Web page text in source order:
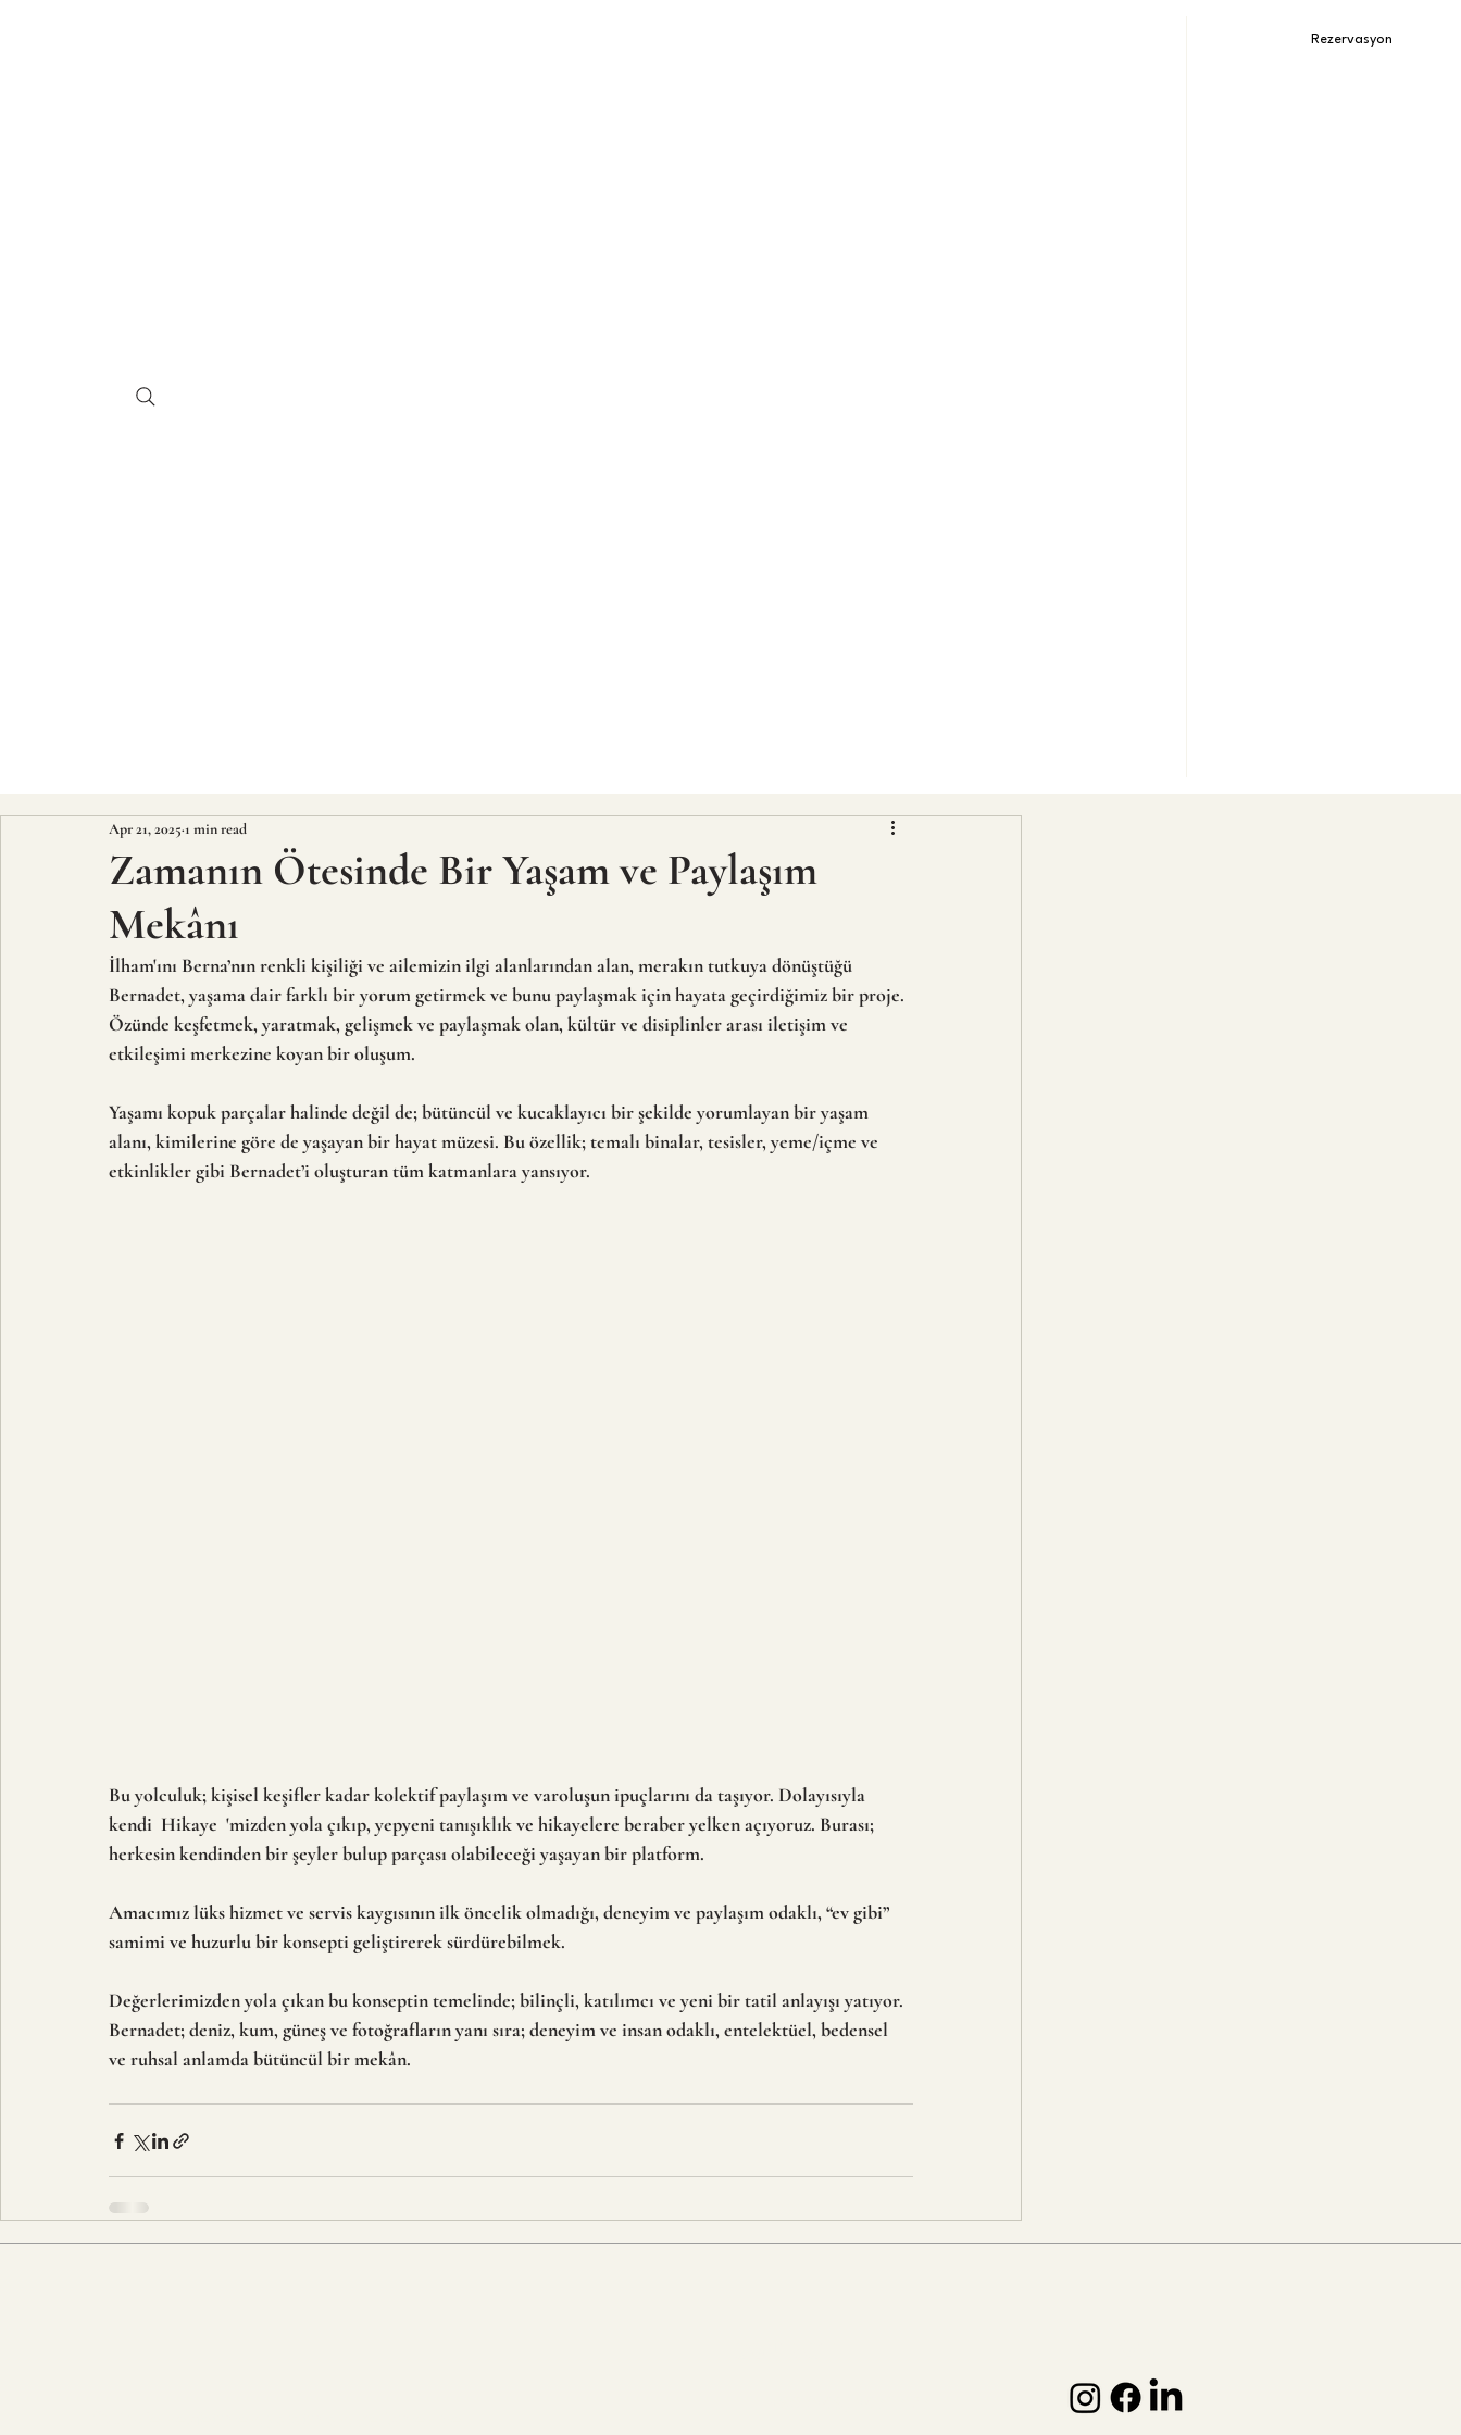
Zamanın Ötesinde Bir Yaşam ve Paylaşım
Mekânı
Apr 21, 2025 1 min read
İlham'ını Berna’nın renkli kişiliği ve ailemizin ilgi alanlarından alan, merakın tutkuya dönüştüğü
Bernadet, yaşama dair farklı bir yorum getirmek ve bunu paylaşmak için hayata geçirdiğimiz bir proje.
Özünde keşfetmek, yaratmak, gelişmek ve paylaşmak olan, kültür ve disiplinler arası iletişim ve
etkileşimi merkezine koyan bir oluşum.
Yaşamı kopuk parçalar halinde değil de; bütüncül ve kucaklayıcı bir şekilde yorumlayan bir yaşam
alanı, kimilerine göre de yaşayan bir hayat müzesi. Bu özellik; temalı binalar, tesisler, yeme/içme ve
etkinlikler gibi Bernadet’i oluşturan tüm katmanlara yansıyor.
Bu yolculuk; kişisel keşifler kadar kolektif paylaşım ve varoluşun ipuçlarını da taşıyor. Dolayısıyla
kendi  Hikaye  'mizden yola çıkıp, yepyeni tanışıklık ve hikayelere beraber yelken açıyoruz. Burası;
herkesin kendinden bir şeyler bulup parçası olabileceği yaşayan bir platform.
Amacımız lüks hizmet ve servis kaygısının ilk öncelik olmadığı, deneyim ve paylaşım odaklı, “ev gibi”
samimi ve huzurlu bir konsepti geliştirerek sürdürebilmek.
Değerlerimizden yola çıkan bu konseptin temelinde; bilinçli, katılımcı ve yeni bir tatil anlayışı yatıyor.
Bernadet; deniz, kum, güneş ve fotoğrafların yanı sıra; deneyim ve insan odaklı, entelektüel, bedensel
ve ruhsal anlamda bütüncül bir mekân.
Rezervasyon